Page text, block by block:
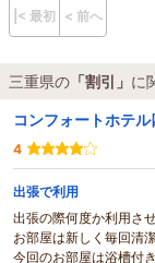
|< 最初 < 前へ
三重県の 「割引」 に
コンフォートホテル
4
出張で利用
出張の際何度か利用さ
お部屋は新しく毎回清
今回のお部屋は浴槽付